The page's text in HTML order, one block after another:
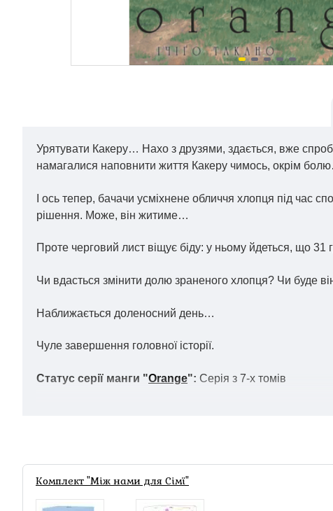
Урятувати Какеру… Нахо з друзями, здається, вже
намагалися наповнити життя Какеру чимось, окрім
І ось тепер, бачачи усміхнене обличчя хлопця під час
рішення. Може, він житиме…
Проте черговий лист віщує біду: у ньому йдеться, що
Чи вдасться змінити долю зраненого хлопця? Чи буде
Наближається доленосний день…
Чуле завершення головної історії.
Статус серії манги "Orange": Серія з 7-х томів
Комплект "Між нами для Сімї"